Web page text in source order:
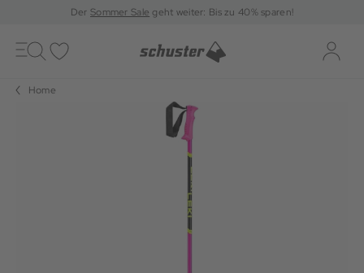
DerSommer Sale geht weiter: Bis zu 40% sparen!
Toggle
navigation
Home